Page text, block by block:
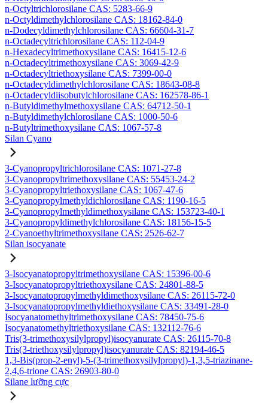
n-Octyltrichlorosilane CAS: 5283-66-9
n-Octyldimethylchlorosilane CAS: 18162-84-0
n-Dodecyldimethylchlorosilane CAS: 66604-31-7
n-Octadecyltrichlorosilane CAS: 112-04-9
n-Hexadecyltrimethoxysilane CAS: 16415-12-6
n-Octadecyltrimethoxysilane CAS: 3069-42-9
n-Octadecyltriethoxysilane CAS: 7399-00-0
n-Octadecyldimethylchlorosilane CAS: 18643-08-8
n-Octadecyldiisobutylchlorosilane CAS: 162578-86-1
n-Butyldimethylmethoxysilane CAS: 64712-50-1
n-Butyldimethylchlorosilane CAS: 1000-50-6
n-Butyltrimethoxysilane CAS: 1067-57-8
Silan Cyano
3-Cyanopropyltrichlorosilane CAS: 1071-27-8
3-Cyanopropyltrimethoxysilane CAS: 55453-24-2
3-Cyanopropyltriethoxysilane CAS: 1067-47-6
3-Cyanopropylmethyldichlorosilane CAS: 1190-16-5
3-Cyanopropylmethyldimethoxysilane CAS: 153723-40-1
3-Cyanopropyldimethylchlorosilane CAS: 18156-15-5
2-Cyanoethyltrimethoxysilane CAS: 2526-62-7
Silan isocyanate
3-Isocyanatopropyltrimethoxysilane CAS: 15396-00-6
3-Isocyanatopropyltriethoxysilane CAS: 24801-88-5
3-Isocyanatopropylmethyldimethoxysilane CAS: 26115-72-0
3-Isocyanatopropylmethyldiethoxysilane CAS: 33491-28-0
Isocyanatomethyltrimethoxysilane CAS: 78450-75-6
Isocyanatomethyltriethoxysilane CAS: 132112-76-6
Tris(3-trimethoxysilylpropyl)isocyanurate CAS: 26115-70-8
Tris(3-triethoxysilylpropyl)isocyanurate CAS: 82194-46-5
1,3-Bis(prop-2-enyl)-5-(3-trimethoxysilylpropyl)-1,3,5-triazinane-
2,4,6-trione CAS: 26903-80-0
Silane lưỡng cực